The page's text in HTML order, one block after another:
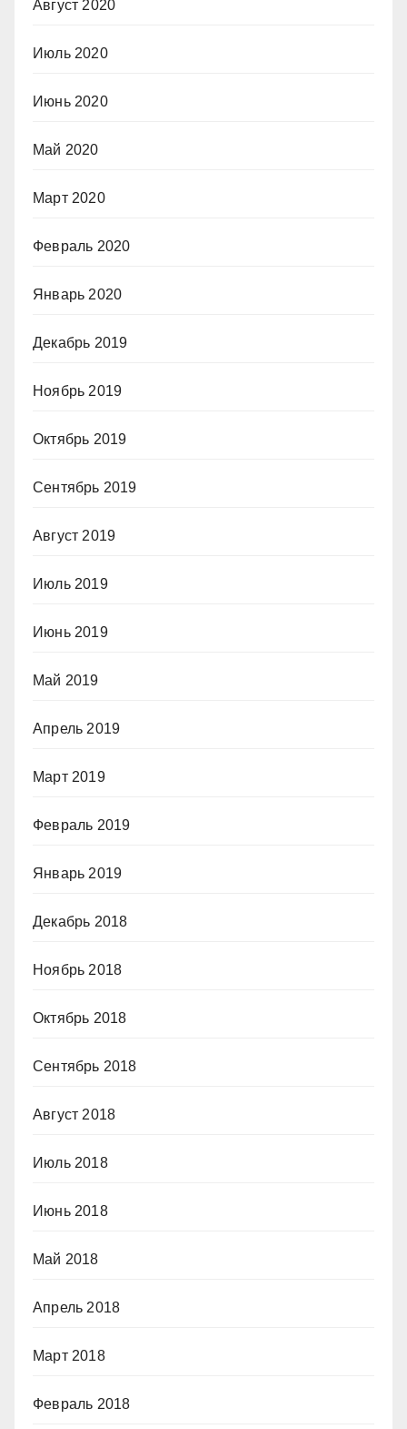
Август 2020
Июль 2020
Июнь 2020
Май 2020
Март 2020
Февраль 2020
Январь 2020
Декабрь 2019
Ноябрь 2019
Октябрь 2019
Сентябрь 2019
Август 2019
Июль 2019
Июнь 2019
Май 2019
Апрель 2019
Март 2019
Февраль 2019
Январь 2019
Декабрь 2018
Ноябрь 2018
Октябрь 2018
Сентябрь 2018
Август 2018
Июль 2018
Июнь 2018
Май 2018
Апрель 2018
Март 2018
Февраль 2018